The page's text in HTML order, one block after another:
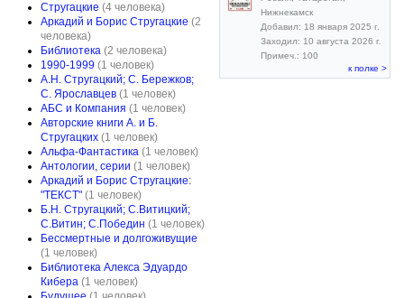
Стругацкие (4 человека)
Аркадий и Борис Стругацкие (2
человека)
Библиотека (2 человека)
1990-1999 (1 человек)
А.Н. Стругацкий; С. Бережков;
С. Ярославцев (1 человек)
АБС и Компания (1 человек)
Авторские книги А. и Б.
Стругацких (1 человек)
Альфа-Фантастика (1 человек)
Антологии, серии (1 человек)
Аркадий и Борис Стругацкие:
"ТЕКСТ" (1 человек)
Б.Н. Стругацкий; С.Витицкий;
С.Витин; С.Победин (1 человек)
Бессмертные и долгоживущие
(1 человек)
Библиотека Алекса Эдуардо
Кибера (1 человек)
Нижнекамск
Добавил: 18 января 2025 г.
Заходил: 10 августа 2026 г.
Примеч.: 100
к полке >